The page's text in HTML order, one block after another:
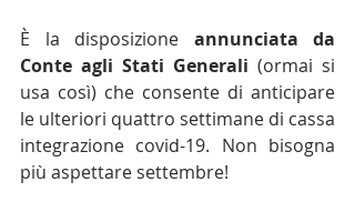
È la disposizione annunciata da
Conte agli Stati Generali (ormai si
usa così) che consente di anticipare
le ulteriori quattro settimane di cassa
integrazione covid-19. Non bisogna
più aspettare settembre!